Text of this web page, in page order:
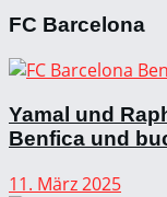
FC Barcelona
Yamal und
Benfica und
11. März 2025